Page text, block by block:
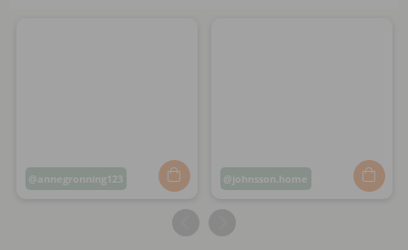
Opslag
annegronning123
Opslag
johnsson.home